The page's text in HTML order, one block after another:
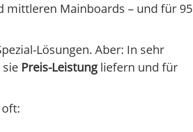
mittleren Mainboards – und für 95
Lösungen. Aber: In sehr
sie Preis-Leistungliefern und für